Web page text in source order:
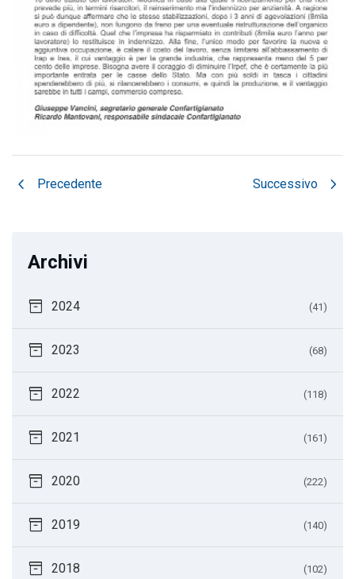
chevron_left Precedente Successivo chevron_right
Archivi
inventory_2 2024 (41)
inventory_2 2023 (68)
inventory_2 2022 (118)
inventory_2 2021 (161)
inventory_2 2020 (222)
inventory_2 2019 (140)
inventory_2 2018 (102)